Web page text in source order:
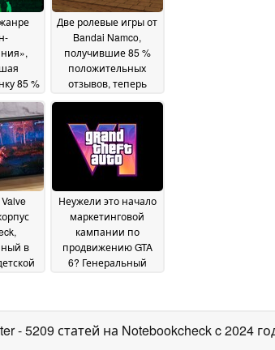
85 %
со
18 June
Две ролевые игры от
Bandai Namco,
получившие 85 %
положительных
отзывов, теперь
это их рекордно
низкие цены17 June
2026
в
2026
Неужели это начало
маркетинговой
кампании по
продвижению GTA
6? Генеральный
- 5209 статей на Notebookcheckc 2024